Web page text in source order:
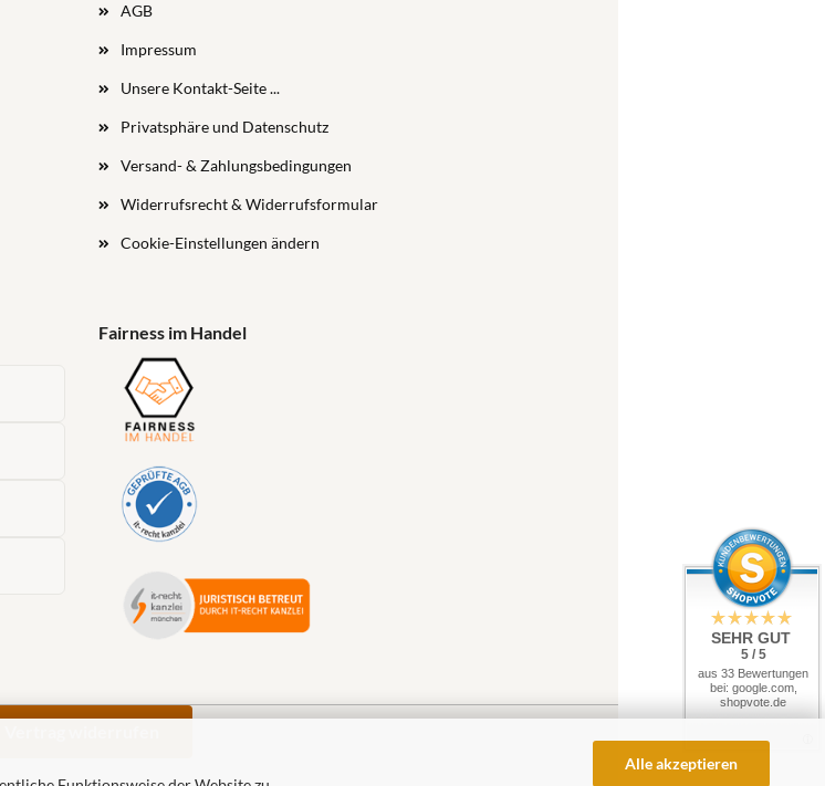
Alle akzeptieren
AGB
Impressum
Unsere Kontakt-Seite ...
Privatsphäre und Datenschutz
Versand- & Zahlungsbedingungen
Widerrufsrecht & Widerrufsformular
Cookie-Einstellungen ändern
Fairness im Handel
SEHR GUT
5 / 5
aus 33 Bewertungen
bei: google.com,
shopvote.de